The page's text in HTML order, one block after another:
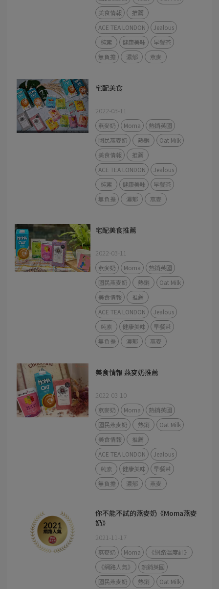
美食情報
推薦
ACE TEA LONDON
Jealous
純素
健康美味
早餐茶
無負擔
濃郁 燕麥
宅配美食
2022-03-11
燕麥奶 Moma
熱銷英國
國民燕麥奶
熱銷
Oat Milk
美食情報
推薦
ACE TEA LONDON
Jealous
純素
健康美味
早餐茶
無負擔
濃郁 燕麥
宅配美食推薦
2022-03-11
燕麥奶 Moma
熱銷英國
國民燕麥奶
熱銷
Oat Milk
美食情報
推薦
ACE TEA LONDON
Jealous
純素
健康美味
早餐茶
無負擔
濃郁 燕麥
美食情報 燕麥奶推薦
2022-03-10
燕麥奶 Moma
熱銷英國
國民燕麥奶
熱銷
Oat Milk
美食情報
推薦
ACE TEA LONDON
Jealous
純素
健康美味
早餐茶
無負擔
濃郁 燕麥
你不能不試的燕麥奶《Moma燕麥
奶》
2021-11-17
燕麥奶 Moma
《網路溫度計》
《網路人氣》
熱銷英國
國民燕麥奶
熱銷
Oat Milk